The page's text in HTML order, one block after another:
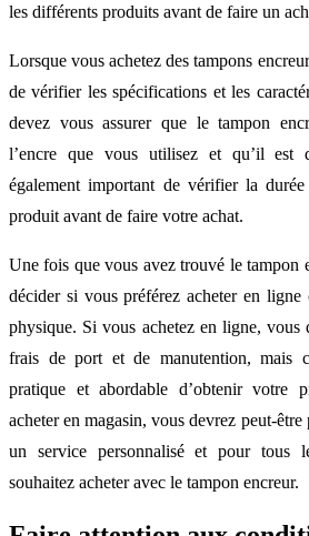
les différents produits avant de faire un
Lorsque vous achetez des tampons
de vérifier les spécifications et les
devez vous assurer que le tampon
l’encre que vous utilisez et qu’il est
également important de vérifier la
produit avant de faire votre achat.
Une fois que vous avez trouvé le tampon
décider si vous préférez acheter en
physique. Si vous achetez en ligne, vous
frais de port et de manutention, mais
pratique et abordable d’obtenir votre
acheter en magasin, vous devrez peut-
un service personnalisé et pour tous
souhaitez acheter avec le tampon encreur.